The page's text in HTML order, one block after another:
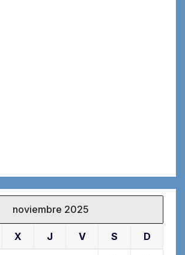
noviembre 2025
X J V S D